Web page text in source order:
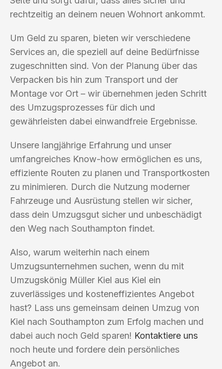
rechtzeitig an deinem neuen Wohnort ankommt.
Um Geld zu sparen, bieten wir verschiedene
Services an, die speziell auf deine Bedürfnisse
zugeschnitten sind. Von der Planung über das
Verpacken bis hin zum Transport und der
Montage vor Ort – wir übernehmen jeden Schritt
des Umzugsprozesses für dich und
gewährleisten dabei einwandfreie Ergebnisse.
Unsere langjährige Erfahrung und unser
umfangreiches Know-how ermöglichen es uns,
effiziente Routen zu planen und Transportkosten
zu minimieren. Durch die Nutzung moderner
Fahrzeuge und Ausrüstung stellen wir sicher,
dass dein Umzugsgut sicher und unbeschädigt
den Weg nach Southampton findet.
Also, warum weiterhin nach einem
Umzugsunternehmen suchen, wenn du mit
Umzugskönig Müller Kiel aus Kiel ein
zuverlässiges und kosteneffizientes Angebot
hast? Lass uns gemeinsam deinen Umzug von
Kiel nach Southampton zum Erfolg machen und
dabei auch noch Geld sparen! Kontaktiere uns
noch heute und fordere dein persönliches
Angebot an.